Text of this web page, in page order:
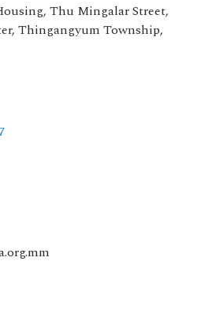
Thu Mingalar Street,
Thingangyum Township,